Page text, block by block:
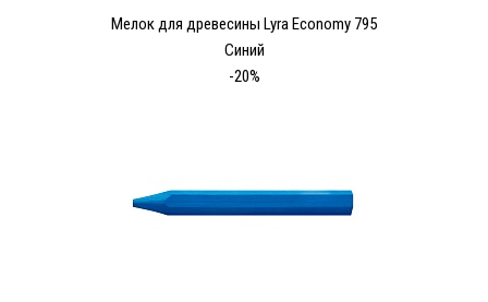
Мелок для древесины Lyra Economy 795
Синий
-20%